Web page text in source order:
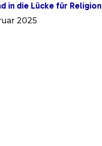
in die Lücke für Religion
2025